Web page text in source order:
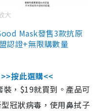
大
Mask發售3款抗原
認證+無限購數量
>>按此選購<<
裝，$19就買到。產品可
冠狀病毒，使用鼻拭子